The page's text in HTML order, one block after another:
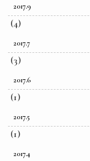
2017.9
(4)
2017.7
(3)
2017.6
(1)
2017.5
(1)
2017.4